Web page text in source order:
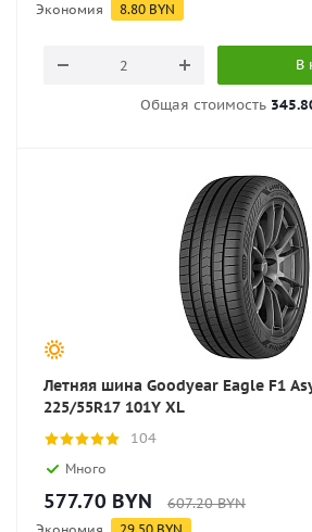
Экономия 8.80 BYN
В
Общая стоимость
Летняя шина Goodyear Eagle F1
225/55R17 101Y XL
104
Много
577.70 BYN 607.20BYN